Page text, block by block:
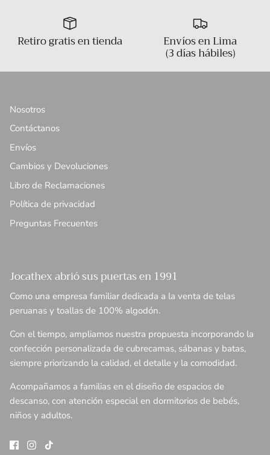
Retiro gratis en tienda Envíos en Lima
(3 días hábiles)
Nosotros
Contáctanos
Envíos
Cambios y Devoluciones
Libro de Reclamaciones
Política de privacidad
Preguntas Frecuentes
Jocathex abrió sus puertas en 1991
Como una empresa familiar dedicada a la venta de telas
peruanas y toallas de 100% algodón.
Con el tiempo, ampliamos nuestra propuesta incorporando la
confección personalizada de cubrecamas, sábanas y batas,
siempre priorizando la calidad, el detalle y la comodidad.
Acompañamos a familias en el diseño de espacios de
descanso, con atención especial en dormitorios de bebés,
niños y adultos.